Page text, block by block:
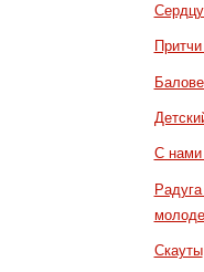
С нами
Скауты